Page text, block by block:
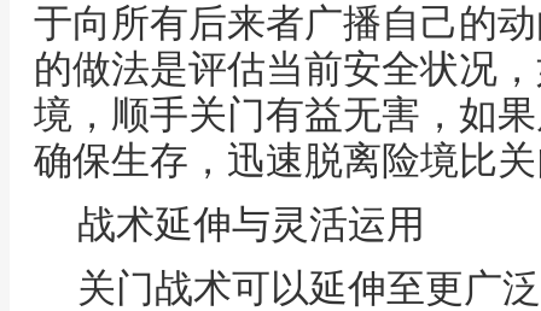
于向所有后来者广播自己的
的做法是评估当前安全状况
境，顺手关门有益无害，如
确保生存，迅速脱离险境比
战术延伸与灵活运用
关门战术可以延伸至更广